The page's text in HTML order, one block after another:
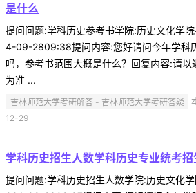
是什么
提问问题:学科历史参考书学院:历史文化学
4-09-2809:38提问内容:您好请问今年学科
吗，参考书范围大概是什么？回复内容:请
为准 ...
吉林师范大学考研解答 - 吉林师范大学考研答疑
12-29
学科历史招生人数学科历史专业统考
提问问题:学科历史招生人数学院:历史文化